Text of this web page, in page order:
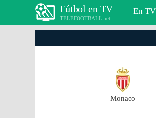
Fútbol en TV
TELEFOOTBALL.net
En TV
Monaco